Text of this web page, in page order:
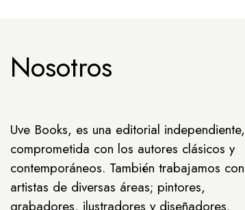
Nosotros
Uve Books, es una editorial independiente,
comprometida con los autores clásicos y
contemporáneos. También trabajamos con
artistas de diversas áreas; pintores,